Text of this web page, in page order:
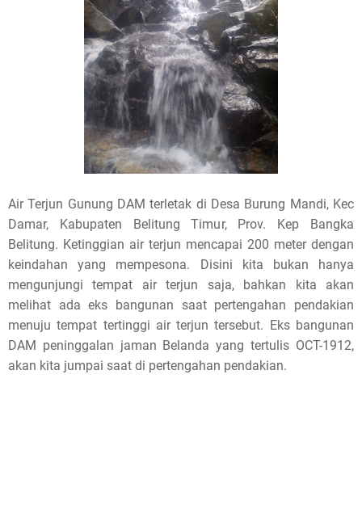
Air Terjun Gunung DAM terletak di Desa Burung Mandi, Kec
Damar, Kabupaten Belitung Timur, Prov. Kep Bangka
Belitung. Ketinggian air terjun mencapai 200 meter dengan
keindahan yang mempesona. Disini kita bukan hanya
mengunjungi tempat air terjun saja, bahkan kita akan
melihat ada eks bangunan saat pertengahan pendakian
menuju tempat tertinggi air terjun tersebut. Eks bangunan
DAM peninggalan jaman Belanda yang tertulis OCT-1912,
akan kita jumpai saat di pertengahan pendakian.